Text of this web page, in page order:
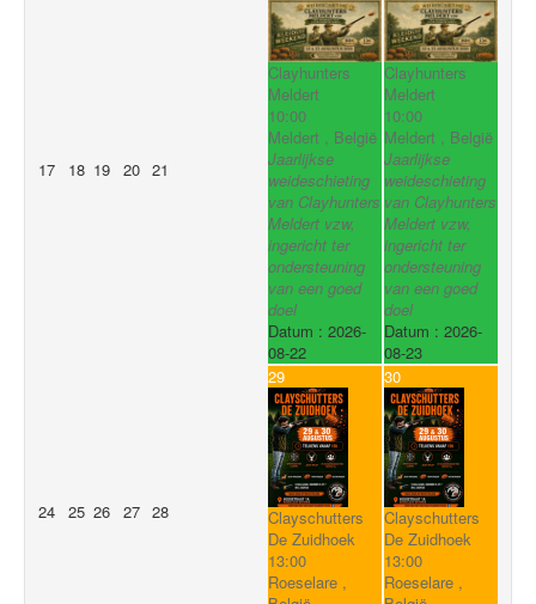
17 18 19 20 21
Clayhunters
Meldert
10:00
Meldert , België
Jaarlijkse
weideschieting
van Clayhunters
Meldert vzw,
ingericht ter
ondersteuning
van een goed
doel
Datum : 2026-
08-22
Clayhunters
Meldert
10:00
Meldert , België
Jaarlijkse
weideschieting
van Clayhunters
Meldert vzw,
ingericht ter
ondersteuning
van een goed
doel
Datum : 2026-
08-23
24 25 26 27 28
29
Clayschutters
De Zuidhoek
13:00
Roeselare ,
30
Clayschutters
De Zuidhoek
13:00
Roeselare ,